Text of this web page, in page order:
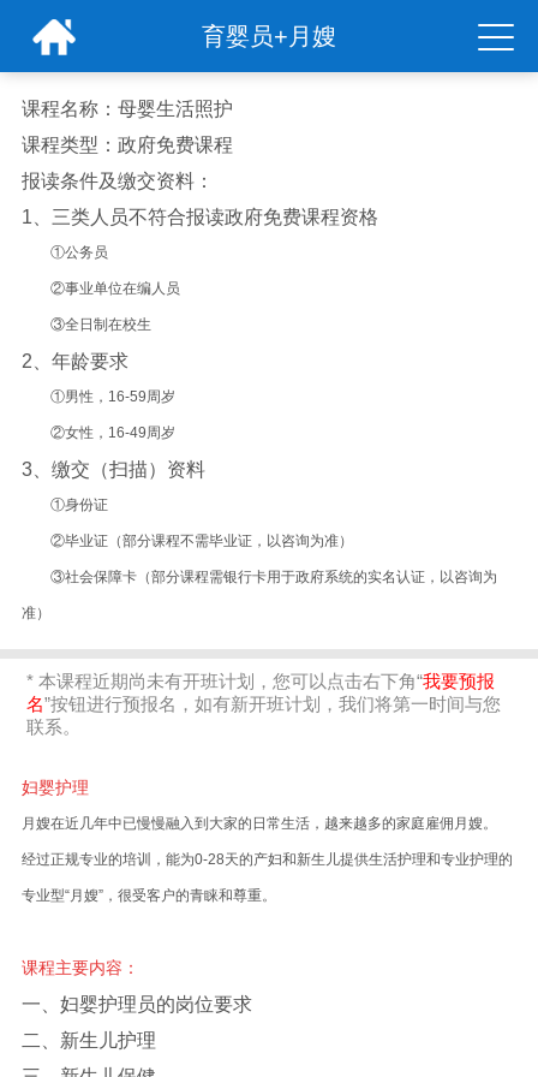
育婴员+月嫂
课程名称： 母婴生活照护
课程类型： 政府免费课程
报读条件及缴交资料：
1、三类人员不符合报读政府免费课程资格
①公务员
②事业单位在编人员
③全日制在校生
2、年龄要求
①男性，16-59周岁
②女性，16-49周岁
3、缴交（扫描）资料
①身份证
②毕业证（部分课程不需毕业证，以咨询为准）
③社会保障卡（部分课程需银行卡用于政府系统的实名认证，以咨询为
准）
* 本课程近期尚未有开班计划，您可以点击右下角“我要预报
名”按钮进行预报名，如有新开班计划，我们将第一时间与您
联系。
妇婴护理
月嫂在近几年中已慢慢融入到大家的日常生活，越来越多的家庭雇佣月嫂。
经过正规专业的培训，能为0-28天的产妇和新生儿提供生活护理和专业护理的
专业型“月嫂”，很受客户的青睐和尊重。
课程主要内容：
一、妇婴护理员的岗位要求
二、新生儿护理